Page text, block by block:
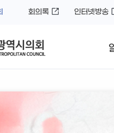
회의록 인터넷방송